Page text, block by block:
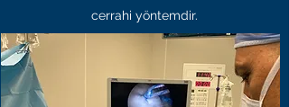
cerrahi yöntemdir.